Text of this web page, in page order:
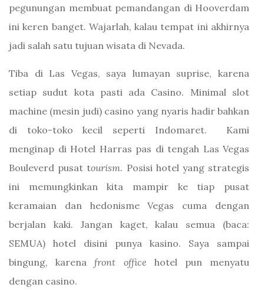
pegunungan membuat pemandangan di Hooverdam
ini keren banget. Wajarlah, kalau tempat ini akhirnya
jadi salah satu tujuan wisata di Nevada.
Tiba di Las Vegas, saya lumayan suprise, karena
setiap sudut kota pasti ada Casino. Minimal slot
machine (mesin judi) casino yang nyaris hadir bahkan
di toko-toko kecil seperti Indomaret. Kami
menginap di Hotel Harras pas di tengah Las Vegas
Bouleverd pusat tourism. Posisi hotel yang strategis
ini memungkinkan kita mampir ke tiap pusat
keramaian dan hedonisme Vegas cuma dengan
berjalan kaki. Jangan kaget, kalau semua (baca:
SEMUA) hotel disini punya kasino. Saya sampai
bingung, karenafront office hotel pun menyatu
dengan casino.